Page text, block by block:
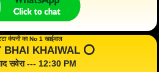
कंपनी का No 1 खाईवाल
BHAI KHAIWAL ⭕️
सवेरा --- 12:30 PM